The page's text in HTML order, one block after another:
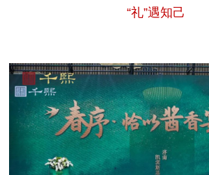
“礼”遇知己